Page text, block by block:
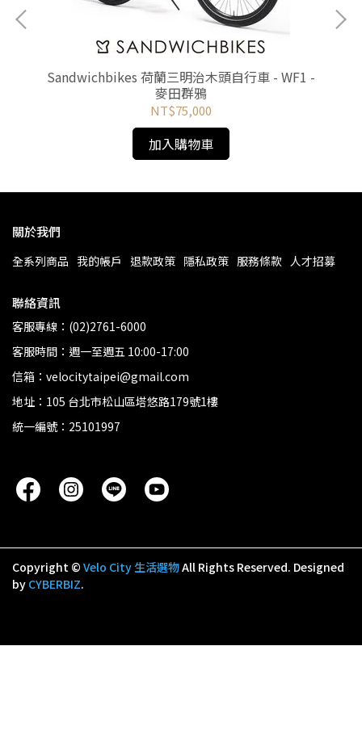
Sandwichbikes 荷蘭三明治木頭自行車 - WF1 -
麥田群鴉
NT$75,000
加入購物車
關於我們
全系列商品 我的帳戶 退款政策 隱私政策 服務條款 人才招募
聯絡資訊
客服專線：(02)2761-6000
客服時間：週一至週五 10:00-17:00
信箱：velocitytaipei@gmail.com
地址：105 台北市松山區塔悠路179號1樓
統一編號：25101997
Copyright © Velo City 生活選物All Rights Reserved. Designed
by CYBERBIZ.